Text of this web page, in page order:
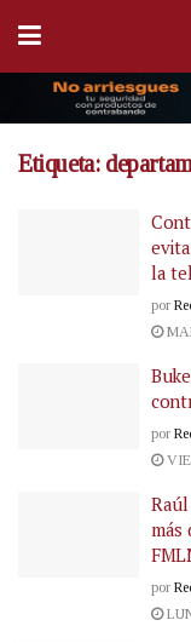
Etiqueta:
la
por
por
más
por